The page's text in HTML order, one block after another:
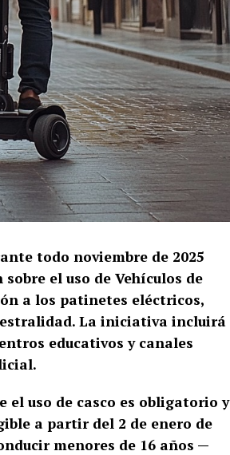
todo noviembre de 2025
el uso de Vehículos de
a los patinetes eléctricos,
La iniciativa incluirá
educativos y canales
el uso de casco es obligatorio y
a partir del 2 de enero de
menores de 16 años —